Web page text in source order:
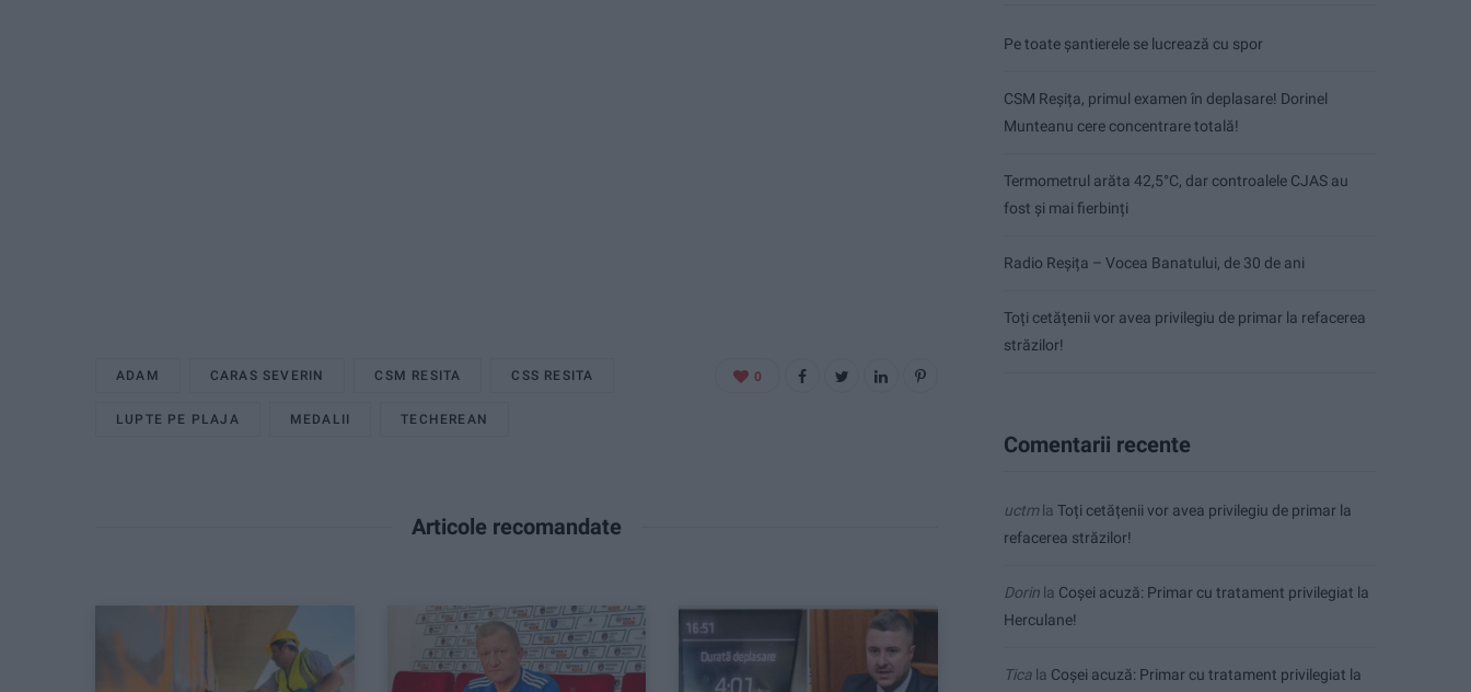
ADAM CARAS SEVERIN CSM RESITA CSS RESITA
LUPTE PE PLAJA MEDALII TECHEREAN
0
Articole recomandate
Pe toate șantierele se lucrează cu spor
CSM Reșița, primul examen în deplasare! Dorinel
Munteanu cere concentrare totală!
Termometrul arăta 42,5°C, dar controalele CJAS au
fost și mai fierbinți
Radio Reșița – Vocea Banatului, de 30 de ani
Toți cetățenii vor avea privilegiu de primar la refacerea
străzilor!
Comentarii recente
uctmla Toți cetățenii vor avea privilegiu de primar la
refacerea străzilor!
Dorin la Coșei acuză: Primar cu tratament privilegiat la
Herculane!
Tica la Coșei acuză: Primar cu tratament privilegiat la